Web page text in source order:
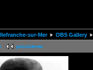
sur-Mer OBS Gallery
précédente